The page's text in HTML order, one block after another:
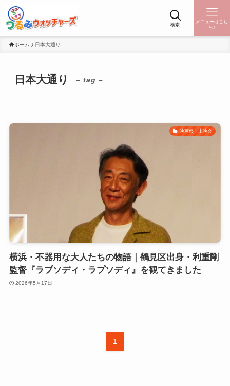
検索
メニューはこち
ら↑
ホーム 日本大通り
日本大通り – tag –
映画祭・上映会
横浜・不器用な大人たちの物語｜鶴見区出身・利重剛
監督『ラプソディ・ラプソディ』を観てきました
2026年5月17日
1